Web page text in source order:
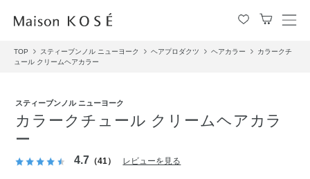
メ
ュ
TOP スティーブンノル ニューヨーク ヘアプロダクツ ヘアカラー
カラークチ
ュール クリームヘアカラー
スティーブンノル ニューヨーク
カラークチュール クリームヘアカラ
ー
4.7 （41） レビューを見る